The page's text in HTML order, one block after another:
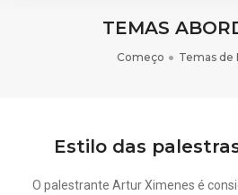
TEMAS
Começo Temas de
Estilo das
O palestrante Artur Ximenes é